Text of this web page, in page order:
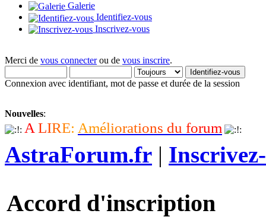
Galerie
Identifiez-vous
Inscrivez-vous
Merci de vous connecterou de vous inscrire.
Connexion avec identifiant, mot de passe et durée de la session
Nouvelles:
A LIRE: Améliorations du forum
AstraForum.fr |
Accord d'inscription